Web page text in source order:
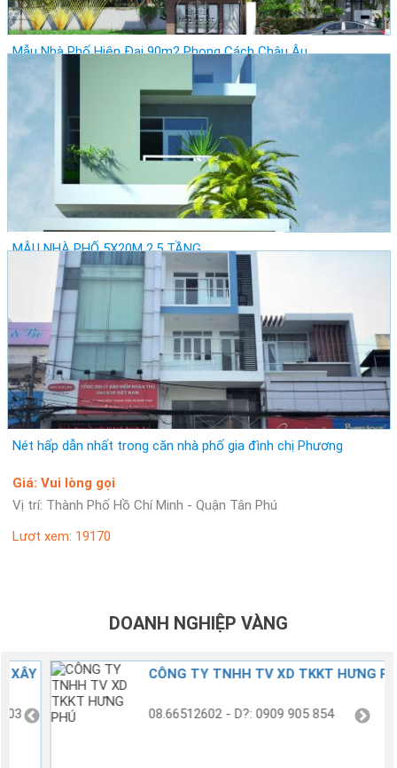
Mẫu Nhà Phố Hiện Đại 90m2 Phong Cách Châu Âu
Vị trí: Thành Phố Hồ Chí Minh - Quận Phú Nhuận
Lượt xem: 28115
MẪU NHÀ PHỐ 5X20M 2,5 TẦNG
Giá: Vui lòng gọi
Vị trí: Thành Phố Hồ Chí Minh - Quận Tân Bình
Lượt xem: 27785
Nét hấp dẫn nhất trong căn nhà phố gia đình chị Phương
Giá: Vui lòng gọi
Vị trí: Thành Phố Hồ Chí Minh - Quận Tân Phú
Lượt xem: 19170
DOANH NGHIỆP VÀNG
CÔNG TY TNHH TV XD TKKT HƯNG PHÚ
08.66512602 - D?: 0909 905 854